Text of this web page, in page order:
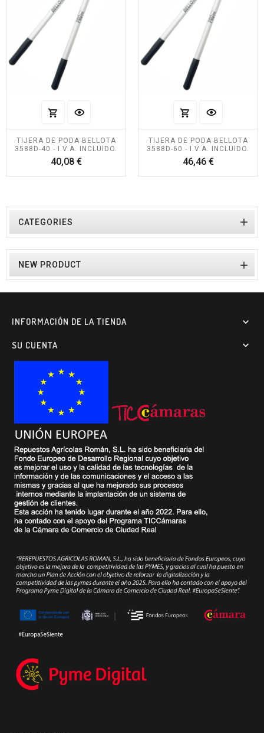
TIJERA DE PODA BELLOTA
3588D-40 - I.V.A. INCLUIDO.
40,08 €Precio
TIJERA DE PODA BELLOTA
3588D-60 - I.V.A. INCLUIDO.
46,46 €Precio
CATEGORIES 
NEW PRODUCT 
INFORMACIÓN DE LA TIENDA 
SU CUENTA 